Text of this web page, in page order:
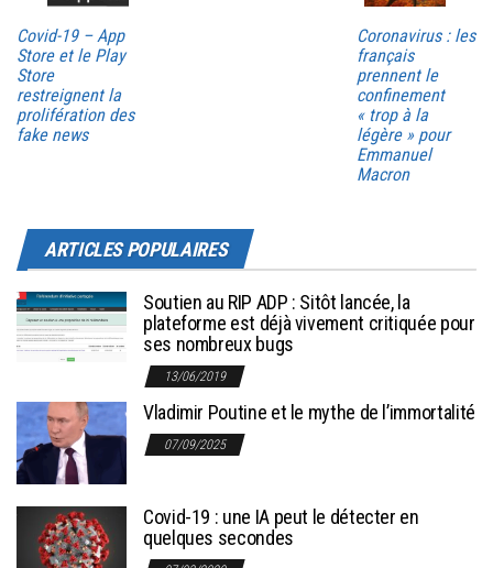
Covid-19 – App
Store et le Play
Store
restreignent la
prolifération des
fake news
Coronavirus : les
français
prennent le
confinement
« trop à la
légère » pour
Emmanuel
Macron
ARTICLES POPULAIRES
Soutien au RIP ADP : Sitôt lancée, la
plateforme est déjà vivement critiquée pour
ses nombreux bugs
13/06/2019
Vladimir Poutine et le mythe de l’immortalité
07/09/2025
Covid-19 : une IA peut le détecter en
quelques secondes